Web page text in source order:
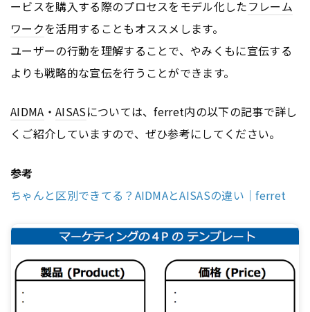
ービスを購入する際のプロセスをモデル化したフレーム
ワークを活用することもオススメします。
ユーザーの行動を理解することで、やみくもに宣伝する
よりも戦略的な宣伝を行うことができます。
AIDMA ・ AISASについては、ferret内の以下の記事で詳し
くご紹介していますので、ぜひ参考にしてください。
参考
ちゃんと区別できてる？AIDMAとAISASの違い｜ferret